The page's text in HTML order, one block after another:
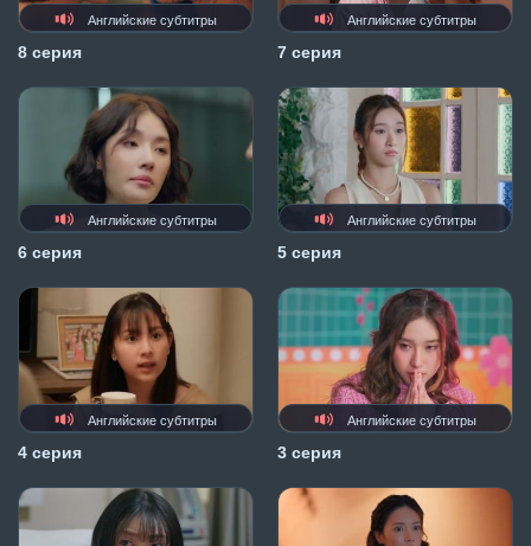
Английские субтитры
8 серия
Английские субтитры
7 серия
Английские субтитры
6 серия
Английские субтитры
5 серия
Английские субтитры
4 серия
Английские субтитры
3 серия